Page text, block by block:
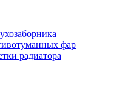
фар
радиатора